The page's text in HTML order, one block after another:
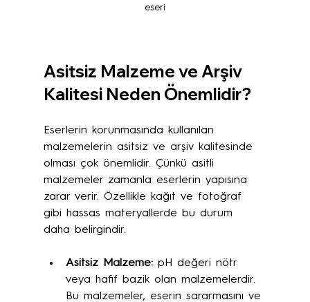
eseri
Asitsiz Malzeme ve Arşiv
Kalitesi Neden Önemlidir?
Eserlerin korunmasında kullanılan
malzemelerin asitsiz ve arşiv kalitesinde
olması çok önemlidir. Çünkü asitli
malzemeler zamanla eserlerin yapısına
zarar verir. Özellikle kağıt ve fotoğraf
gibi hassas materyallerde bu durum
daha belirgindir.
Asitsiz Malzeme: pH değeri nötr
veya hafif bazik olan malzemelerdir.
Bu malzemeler, eserin sararmasını ve